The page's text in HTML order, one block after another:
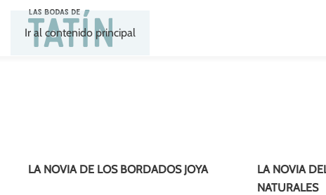
Ir al contenido principal
LA NOVIA DE LOS BORDADOS JOYA
LA NOVIA
NATURALES